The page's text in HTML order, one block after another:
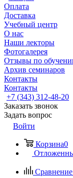
Оплата
Доставка
Учебный центр
О нас
Наши лекторы
Фотогалерея
Отзывы по
Архив семинаров
Контакты
Контакты
+7 (343) 312-48-20
Заказать звонок
Задать вопрос
Войти
Корзина0
Сравнение